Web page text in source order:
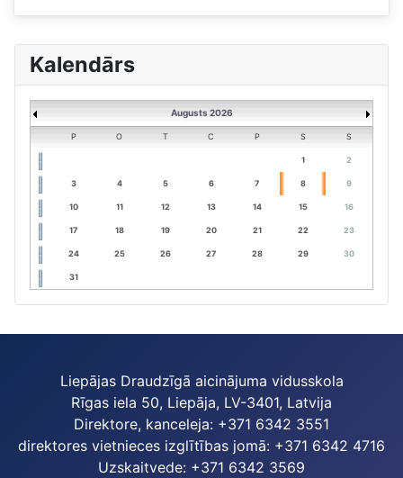
Kalendārs
Augusts 2026
P O T C P S S
1 2
3 4 5 6 7 8 9
10 11 12 13 14 15 16
17 18 19 20 21 22 23
24 25 26 27 28 29 30
31
Liepājas Draudzīgā aicinājuma vidusskola
Rīgas iela 50, Liepāja, LV-3401, Latvija
Direktore, kanceleja: +371 6342 3551
direktores vietnieces izglītības jomā: +371 6342 4716
Uzskaitvede: +371 6342 3569